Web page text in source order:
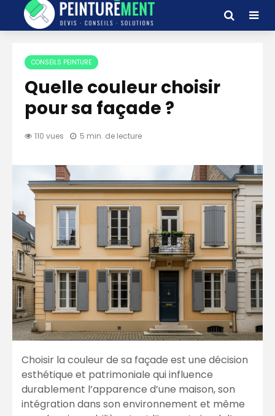
CONSEILS PEINTURE
Quelle couleur choisir
pour sa façade ?
110 vues 5 min. de lecture
Choisir la couleur de sa façade est une décision
esthétique et patrimoniale qui influence
durablement l’apparence d’une maison, son
intégration dans son environnement et même